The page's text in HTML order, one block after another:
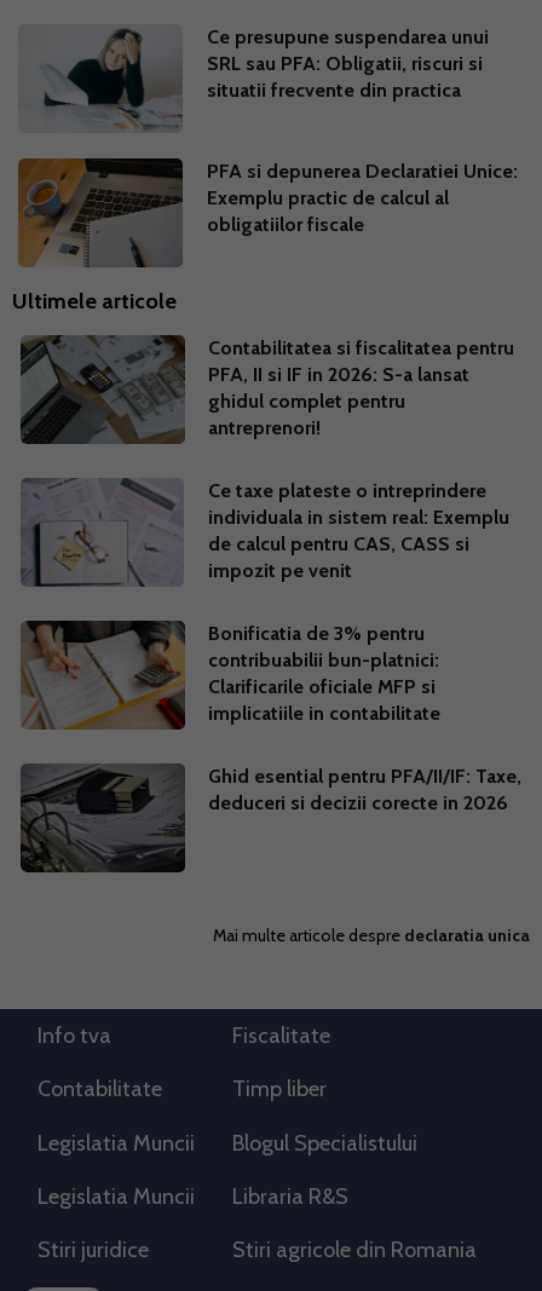
Ce presupune suspendarea unui
SRL sau PFA: Obligatii, riscuri si
situatii frecvente din practica
PFA si depunerea Declaratiei Unice:
Exemplu practic de calcul al
obligatiilor fiscale
Ultimele articole
Contabilitatea si fiscalitatea pentru
PFA, II si IF in 2026: S-a lansat
ghidul complet pentru
antreprenori!
Ce taxe plateste o intreprindere
individuala in sistem real: Exemplu
de calcul pentru CAS, CASS si
impozit pe venit
Bonificatia de 3% pentru
contribuabilii bun-platnici:
Clarificarile oficiale MFP si
implicatiile in contabilitate
Ghid esential pentru PFA/II/IF: Taxe,
deduceri si decizii corecte in 2026
Mai multe articole despre declaratia unica
Info tva Fiscalitate
Contabilitate Timp liber
Legislatia Muncii Blogul Specialistului
Legislatia Muncii Libraria R&S
Stiri juridice Stiri agricole din Romania